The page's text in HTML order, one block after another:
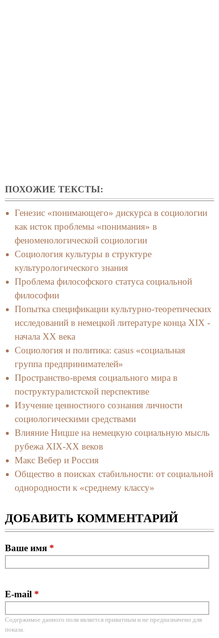
ПОХОЖИЕ ТЕКСТЫ:
Генезис «понимающего» дискурса в социологии
как исток проблемы «понимания» в
феноменологической социологии
Социология культуры в структуре
культурологического знания
Проблема философского статуса социальной
философии
Попытка спецификации культурно-теоретических
исследований в немецкой литературе конца ХIХ -
начала ХХ века
Социология и политика: casus «социальная
группа предпринимателей»
Пространство-время социального мира в
поструктуралистской перспективе
Изучение ценностного сознания личности
социологическими средствами
Влияние Ницше на немецкую социальную мысль
рубежа XIX-XX веков
Макс Вебер и Россия
Общество в поисках стабильности: от социальной
однородности к «среднему классу»
ДОБАВИТЬ КОММЕНТАРИЙ
Ваше имя *
E-mail *
Содержимое данного поля является приватным и не предназначено для
показа.